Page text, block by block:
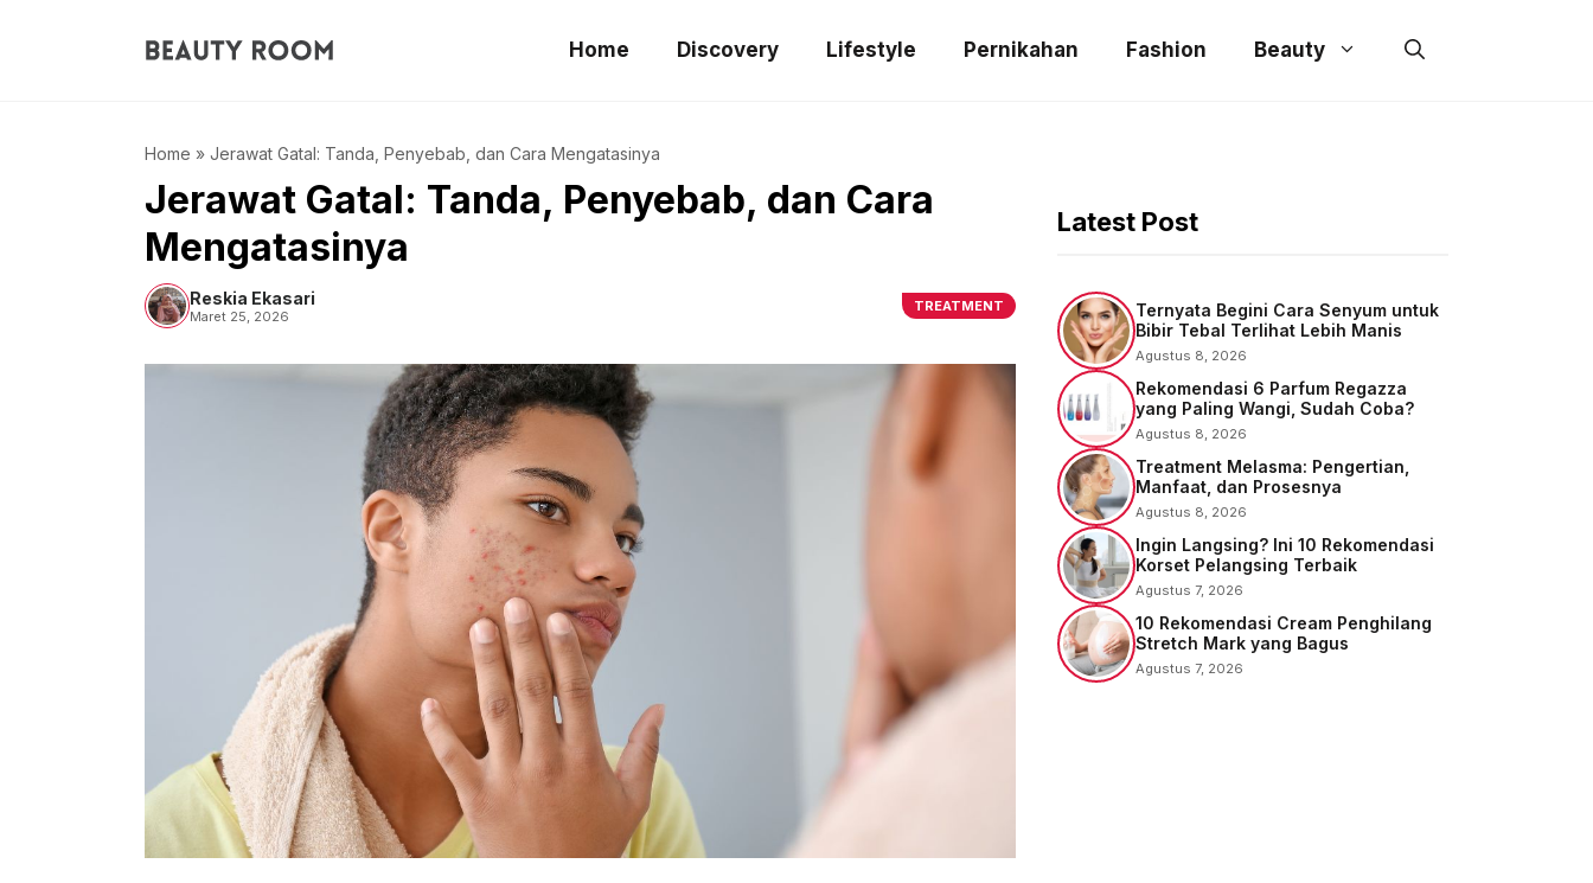
Home Discovery Lifestyle Pernikahan Fashion Beauty
Home » Jerawat Gatal: Tanda, Penyebab, dan Cara Mengatasinya
Jerawat Gatal: Tanda, Penyebab, dan Cara
Mengatasinya
Reskia Ekasari
Maret 25, 2026
TREATMENT
Latest Post
Ternyata Begini Cara Senyum untuk
Bibir Tebal Terlihat Lebih Manis
Agustus 8, 2026
Rekomendasi 6 Parfum Regazza
yang Paling Wangi, Sudah Coba?
Agustus 8, 2026
Treatment Melasma: Pengertian,
Manfaat, dan Prosesnya
Agustus 8, 2026
Ingin Langsing? Ini 10 Rekomendasi
Korset Pelangsing Terbaik
Agustus 7, 2026
10 Rekomendasi Cream Penghilang
Stretch Mark yang Bagus
Agustus 7, 2026